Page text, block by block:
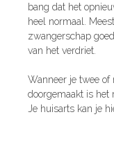
bang dat het
heel normaal.
zwangerschap
van het verdriet.
Wanneer je twee
doorgemaakt is het
Je huisarts kan je